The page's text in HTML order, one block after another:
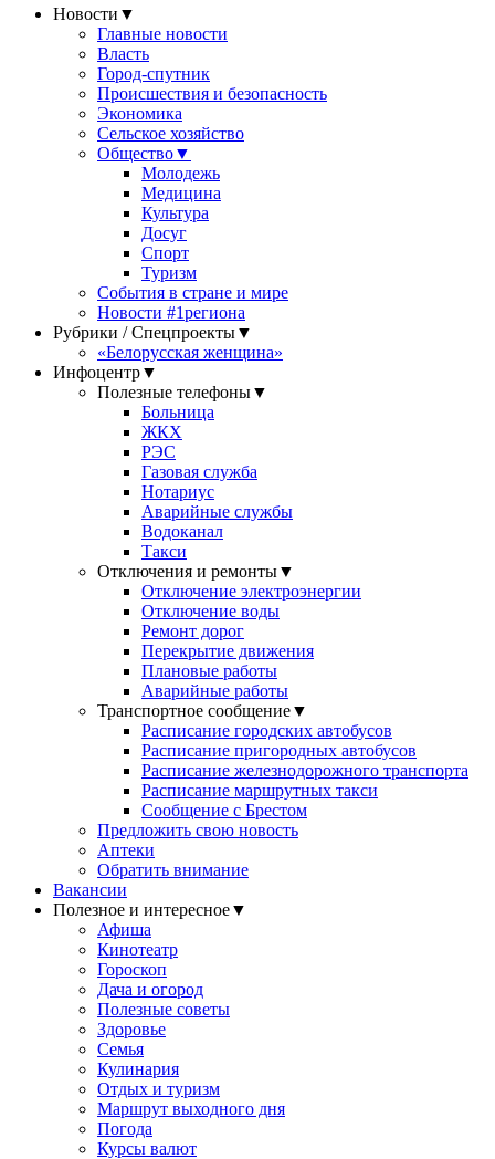
Новости ▼
Главные новости
Власть
Город-спутник
Происшествия и безопасность
Экономика
Сельское хозяйство
Общество▼
Молодежь
Медицина
Культура
Досуг
Спорт
Туризм
События в стране и мире
Новости #1региона
Рубрики / Спецпроекты▼
«Белорусская женщина»
Инфоцентр▼
Полезные телефоны▼
Больница
ЖКХ
РЭС
Газовая служба
Нотариус
Аварийные службы
Водоканал
Такси
Отключения и ремонты▼
Отключение электроэнергии
Отключение воды
Ремонт дорог
Перекрытие движения
Плановые работы
Аварийные работы
Транспортное сообщение▼
Расписание городских автобусов
Расписание пригородных автобусов
Расписание железнодорожного транспорта
Расписание маршрутных такси
Сообщение с Брестом
Предложить свою новость
Аптеки
Обратить внимание
Вакансии
Полезное и интересное▼
Афиша
Кинотеатр
Гороскоп
Дача и огород
Полезные советы
Здоровье
Семья
Кулинария
Отдых и туризм
Маршрут выходного дня
Погода
Курсы валют